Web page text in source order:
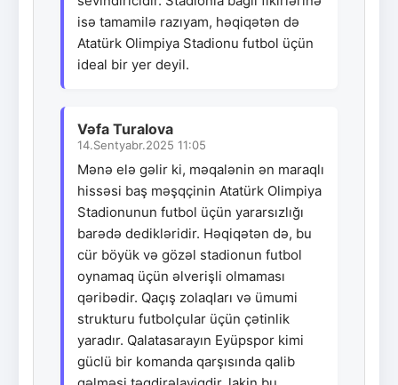
isə tamamilə razıyam, həqiqətən də
Atatürk Olimpiya Stadionu futbol üçün
ideal bir yer deyil.
Vəfa Turalova
14.Sentyabr.2025 11:05
Mənə elə gəlir ki, məqalənin ən maraqlı
hissəsi baş məşqçinin Atatürk Olimpiya
Stadionunun futbol üçün yararsızlığı
barədə dedikləridir. Həqiqətən də, bu
cür böyük və gözəl stadionun futbol
oynamaq üçün əlverişli olmaması
qəribədir. Qaçış zolaqları və ümumi
strukturu futbolçular üçün çətinlik
yaradır. Qalatasarayın Eyüpspor kimi
güclü bir komanda qarşısında qalib